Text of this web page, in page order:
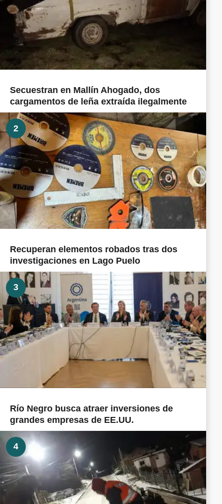
Secuestran en Mallín Ahogado, dos
cargamentos de leña extraída ilegalmente
2
Recuperan elementos robados tras dos
investigaciones en Lago Puelo
3
Río Negro busca atraer inversiones de
grandes empresas de EE.UU.
4